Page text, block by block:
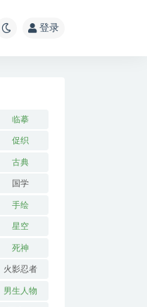
登录
临摹
促织
古典
国学
手绘
星空
死神
火影忍者
男生人物